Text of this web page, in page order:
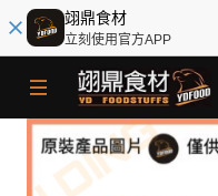
翊鼎食材
立刻使用官方APP